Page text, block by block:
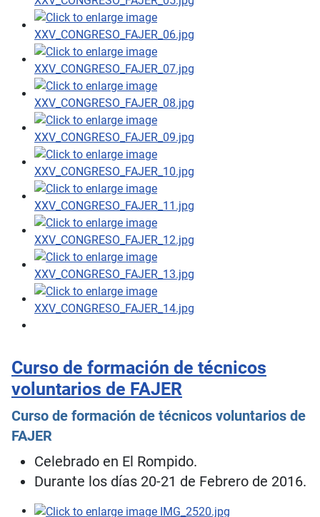
Curso de formación de técnicos
voluntarios de FAJER
Curso de formación de técnicos voluntarios de
FAJER
Celebrado en El Rompido.
Durante los días 20-21 de Febrero de 2016.